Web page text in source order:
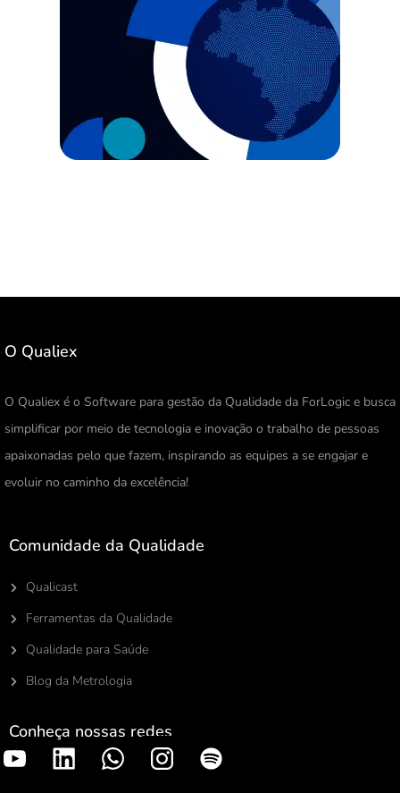
O Qualiex
O Qualiex é o Software para gestão da Qualidade da ForLogic e busca
simplificar por meio de tecnologia e inovação o trabalho de pessoas
apaixonadas pelo que fazem, inspirando as equipes a se engajar e
evoluir no caminho da excelência!
Comunidade da Qualidade
Qualicast
Ferramentas da Qualidade
Qualidade para Saúde
Blog da Metrologia
Conheça nossas redes
S